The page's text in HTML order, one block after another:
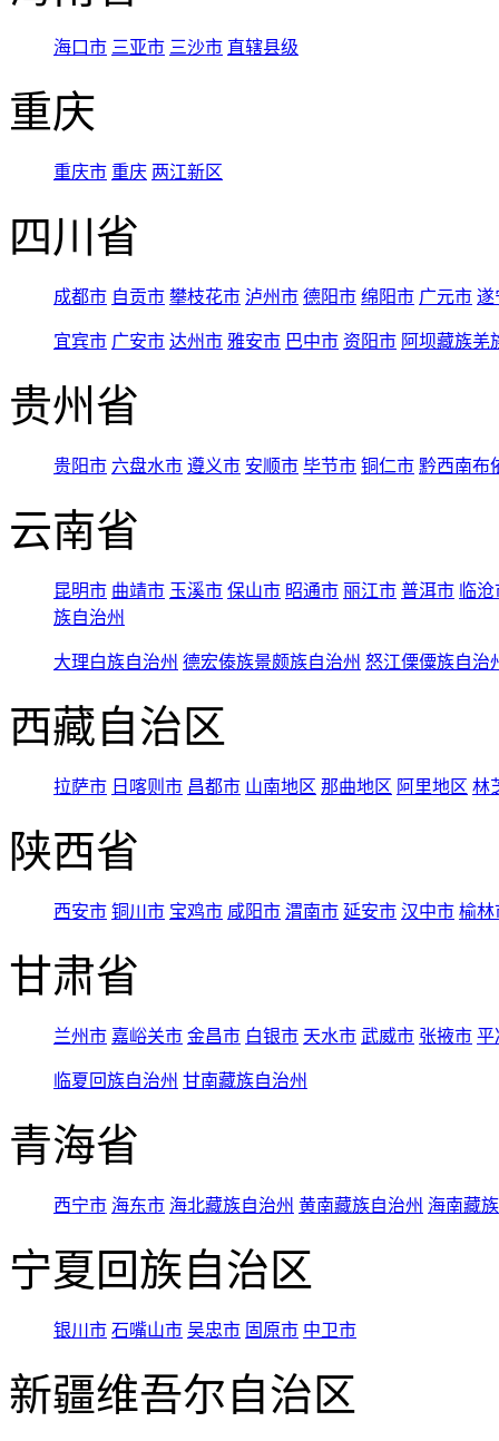
海口市 三亚市 三沙市 直辖县级
重庆
重庆市 重庆 两江新区
四川省
成都市 自贡市 攀枝花市 泸州市 德阳市 绵阳市 广元市 遂
宜宾市 广安市 达州市 雅安市 巴中市 资阳市 阿坝藏族羌
贵州省
贵阳市 六盘水市 遵义市 安顺市 毕节市 铜仁市 黔西南布
云南省
昆明市 曲靖市 玉溪市 保山市 昭通市 丽江市 普洱市 临
族自治州
大理白族自治州 德宏傣族景颇族自治州 怒江傈僳族自治
西藏自治区
拉萨市 日喀则市 昌都市 山南地区 那曲地区 阿里地区 林
陕西省
西安市 铜川市 宝鸡市 咸阳市 渭南市 延安市 汉中市 榆林
甘肃省
兰州市 嘉峪关市 金昌市 白银市 天水市 武威市 张掖市 平
临夏回族自治州 甘南藏族自治州
青海省
西宁市 海东市 海北藏族自治州 黄南藏族自治州 海南藏
宁夏回族自治区
银川市 石嘴山市 吴忠市 固原市 中卫市
新疆维吾尔自治区